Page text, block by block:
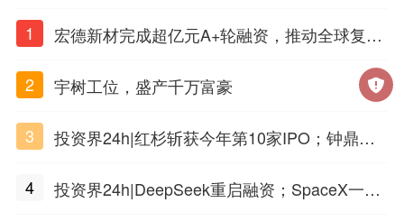
1
宏德新材完成超亿元A+轮融资，推动全球复合
2
宇树工位，盛产千万富豪
3
投资界24h|红杉斩获今年第10家IPO；钟鼎投
水
4
投资界24h|DeepSeek重启融资；SpaceX一夜